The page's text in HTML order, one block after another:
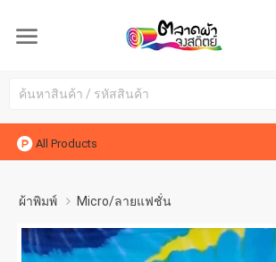
All Products
ผ้าพิมพ์ Micro/ลายแฟชั่น